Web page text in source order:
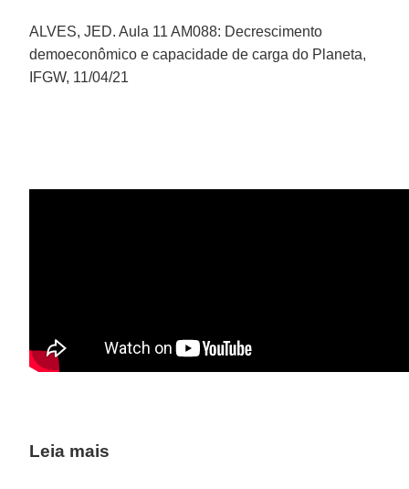
ALVES, JED. Aula 11 AM088: Decrescimento
demoeconômico e capacidade de carga do Planeta,
IFGW, 11/04/21
Leia mais